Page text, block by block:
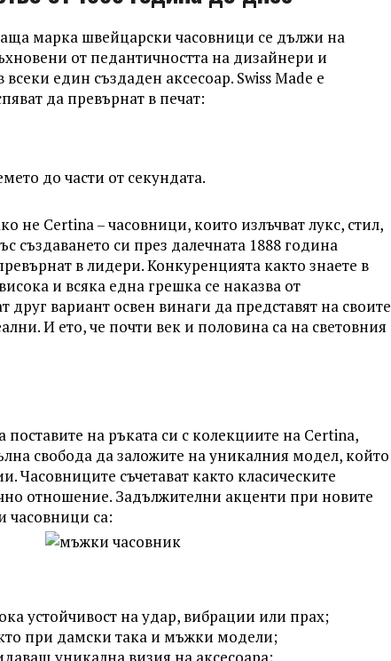
марка швейцарски часовници се дължи на
от педантичността на дизайнери и
един създаден аксесоар. Swiss Made е
да превърнат в печат:
до части от секундата.
не Certina – часовници, които излъчват лукс, стил,
си през далечната 1888 година
в лидери. Конкуренцията както знаете в
и всяка една грешка се наказва от
друг вариант освен винаги да представят на своите
И ето, че почти век и половина са на световния
на ръката си с колекциите на Certina,
свобода да заложите на уникалния модел, който
Часовниците съчетават както класическите
отношение. Задължителни акценти при новите
часовници са:
устойчивост на удар, вибрации или прах;
при дамски така и мъжки модели;